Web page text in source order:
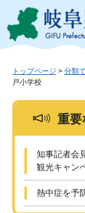
ジ
ュ
トップページ > 分類
戸小学校
重要
知事記者会
観光キャン
熱中症を予